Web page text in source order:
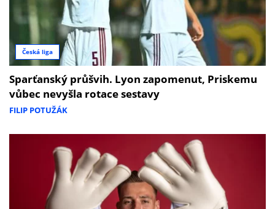
Česká liga
Sparťanský průšvih. Lyon zapomenut, Priskemu
vůbec nevyšla rotace sestavy
FILIP POTUŽÁK